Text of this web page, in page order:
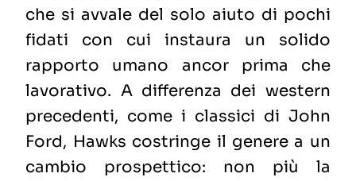
che si avvale del solo aiuto di pochi
fidati con cui instaura un solido
rapporto umano ancor prima che
lavorativo. A differenza dei western
precedenti, come i classici di John
Ford, Hawks costringe il genere a un
cambio prospettico: non più la